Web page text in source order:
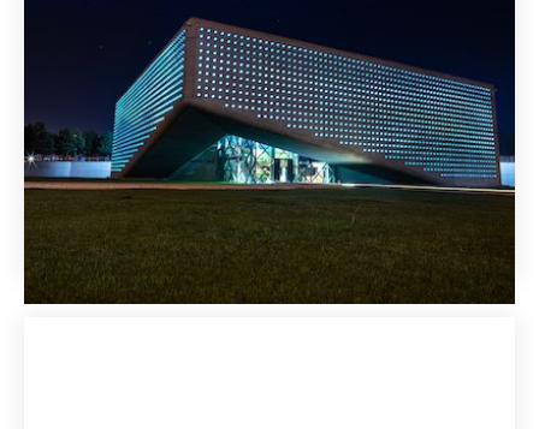
Modernes Recruiting beim größten
Projektentwickler Georgiens
Businesspartner EVA hat mit CMC den ersten Kunden für
ID37 in Georgien gewonnen. Der wachsende
Bauprojektentwickler nutzt die ID37
Persönlichkeitsanalyse im Recruiting und für die
Personalentwicklung. Drei ID37 Master wurden zertifiziert.